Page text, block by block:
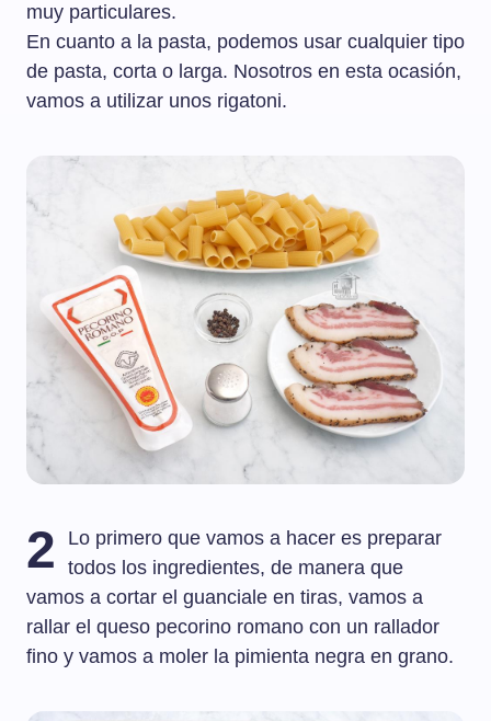
muy particulares.
En cuanto a la pasta, podemos usar cualquier tipo
de pasta, corta o larga. Nosotros en esta ocasión,
vamos a utilizar unos rigatoni.
2
Lo primero que vamos a hacer es preparar
todos los ingredientes, de manera que
vamos a cortar el guanciale en tiras, vamos a
rallar el queso pecorino romano con un rallador
fino y vamos a moler la pimienta negra en grano.